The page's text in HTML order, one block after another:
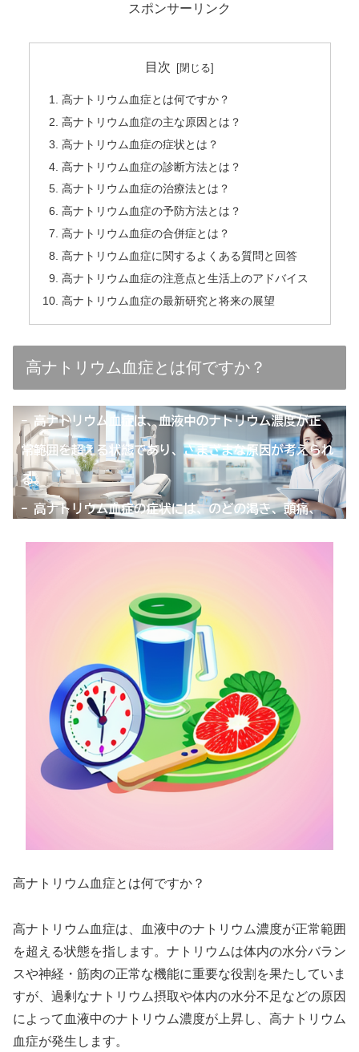
スポンサーリンク
目次
高ナトリウム血症とは何ですか？
高ナトリウム血症の主な原因とは？
高ナトリウム血症の症状とは？
高ナトリウム血症の診断方法とは？
高ナトリウム血症の治療法とは？
高ナトリウム血症の予防方法とは？
高ナトリウム血症の合併症とは？
高ナトリウム血症に関するよくある質問と回答
高ナトリウム血症の注意点と生活上のアドバイス
高ナトリウム血症の最新研究と将来の展望
高ナトリウム血症とは何ですか？
高ナトリウム血症とは何ですか？
高ナトリウム血症は、血液中のナトリウム濃度が正常範囲
を超える状態を指します。ナトリウムは体内の水分バラン
スや神経・筋肉の正常な機能に重要な役割を果たしていま
すが、過剰なナトリウム摂取や体内の水分不足などの原因
によって血液中のナトリウム濃度が上昇し、高ナトリウム
血症が発生します。